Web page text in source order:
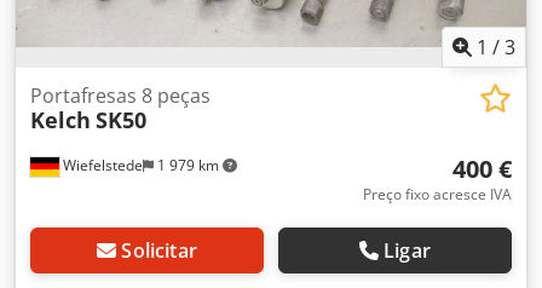
1 /3
Wiefelstede 1 979 km
Portafresas 8 peças
Kelch SK50
400 €
Preço fixo acresce IVA
Solicitar Ligar